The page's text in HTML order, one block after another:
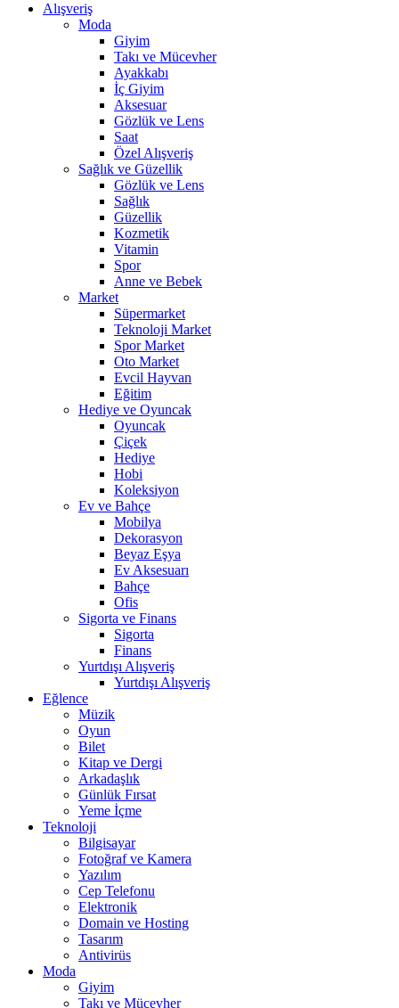
Alışveriş
Moda
Giyim
Takı ve Mücevher
Ayakkabı
İç Giyim
Aksesuar
Gözlük ve Lens
Saat
Özel Alışveriş
Sağlık ve Güzellik
Gözlük ve Lens
Sağlık
Güzellik
Kozmetik
Vitamin
Spor
Anne ve Bebek
Market
Süpermarket
Teknoloji Market
Spor Market
Oto Market
Evcil Hayvan
Eğitim
Hediye ve Oyuncak
Oyuncak
Çiçek
Hediye
Hobi
Koleksiyon
Ev ve Bahçe
Mobilya
Dekorasyon
Beyaz Eşya
Ev Aksesuarı
Bahçe
Ofis
Sigorta ve Finans
Sigorta
Finans
Yurtdışı Alışveriş
Yurtdışı Alışveriş
Eğlence
Müzik
Oyun
Bilet
Kitap ve Dergi
Arkadaşlık
Günlük Fırsat
Yeme İçme
Teknoloji
Bilgisayar
Fotoğraf ve Kamera
Yazılım
Cep Telefonu
Elektronik
Domain ve Hosting
Tasarım
Antivirüs
Moda
Giyim
Takı ve Mücevher